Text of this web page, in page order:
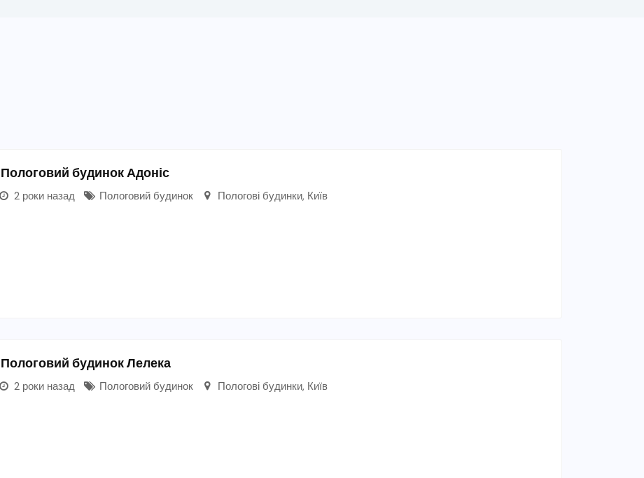
Пологовий будинок Адоніс
2 роки назад Пологовий будинок Пологові будинки, Київ
Пологовий будинок Лелека
2 роки назад Пологовий будинок Пологові будинки, Київ